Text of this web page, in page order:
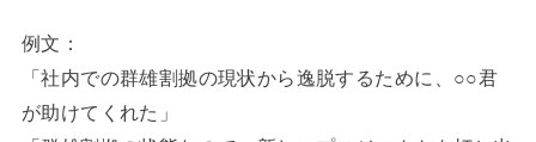
例文：
「社内での群雄割拠の現状から逸脱するために、○○君
が助けてくれた」